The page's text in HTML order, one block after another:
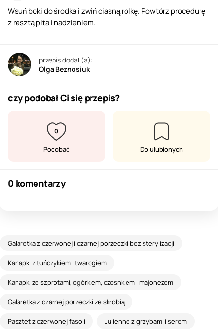
Wsuń boki do środka i zwiń ciasną rolkę. Powtórz procedurę
z resztą pita i nadzieniem.
przepis dodał (a):
Olga Beznosiuk
czy podobał Ci się przepis?
0
Podobać Do ulubionych
0 komentarzy
Galaretka z czerwonej i czarnej porzeczki bez sterylizacji
Kanapki z tuńczykiem i twarogiem
Kanapki ze szprotami, ogórkiem, czosnkiem i majonezem
Galaretka z czarnej porzeczki ze skrobią
Pasztet z czerwonej fasoli Julienne z grzybami i serem